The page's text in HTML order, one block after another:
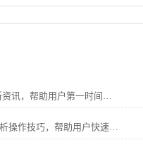
Chrome浏览器汇总最新新闻动态和功能更新资讯，帮助用户第一时间掌握软件变化，了解操作优化和使用技巧。
谷歌浏览器提供网页性能监控功能，文章解析操作技巧，帮助用户快速发现加载瓶颈，优化网页访问速度，提高整体浏览体验。